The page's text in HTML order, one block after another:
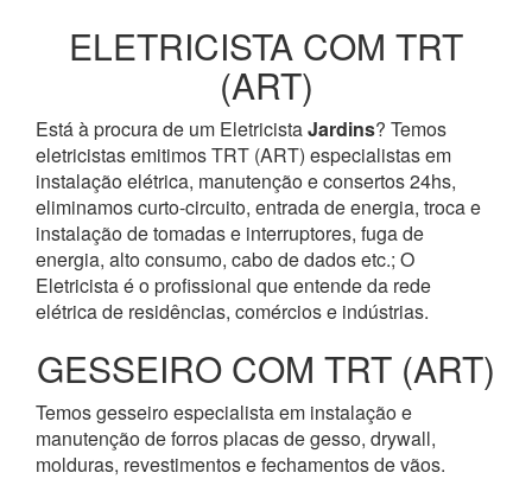
ELETRICISTA COM TRT
(ART)
Está à procura de um EletricistaJardins? Temos
eletricistas emitimos TRT (ART) especialistas em
instalação elétrica, manutenção e consertos 24hs,
eliminamos curto-circuito, entrada de energia, troca e
instalação de tomadas e interruptores, fuga de
energia, alto consumo, cabo de dados etc.; O
Eletricista é o profissional que entende da rede
elétrica de residências, comércios e indústrias.
GESSEIRO COM TRT (ART)
Temos gesseiro especialista em instalação e
manutenção de forros placas de gesso, drywall,
molduras, revestimentos e fechamentos de vãos.